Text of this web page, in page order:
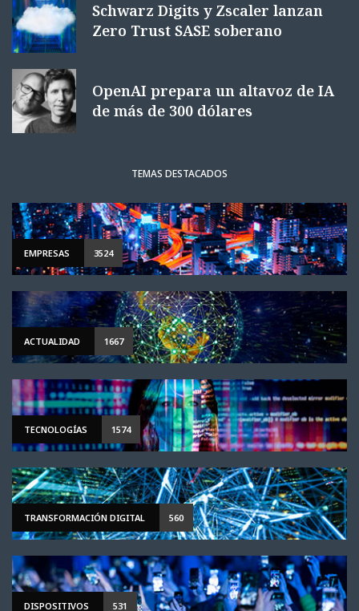
Schwarz Digits y Zscaler lanzan
Zero Trust SASE soberano
OpenAI prepara un altavoz de IA
de más de 300 dólares
TEMAS DESTACADOS
EMPRESAS 3524
ACTUALIDAD 1667
TECNOLOGÍAS 1574
TRANSFORMACIÓN DIGITAL 560
DISPOSITIVOS 531